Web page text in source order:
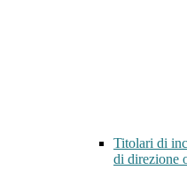
Titolari di
di direzione